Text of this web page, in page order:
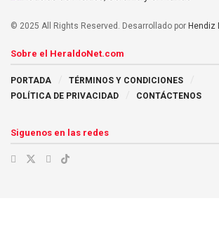
© 2025 All Rights Reserved. Desarrollado por Hendiz
Sobre el HeraldoNet.com
PORTADA
TÉRMINOS Y CONDICIONES
POLÍTICA DE PRIVACIDAD
CONTÁCTENOS
Siguenos en las redes